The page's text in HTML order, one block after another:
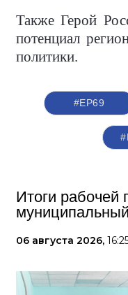
Также Герой
потенциал
политики.
#ЕР69
Итоги рабочей
06 августа 2026,